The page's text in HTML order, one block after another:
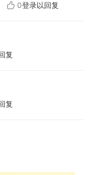
0登录以回复
复
复